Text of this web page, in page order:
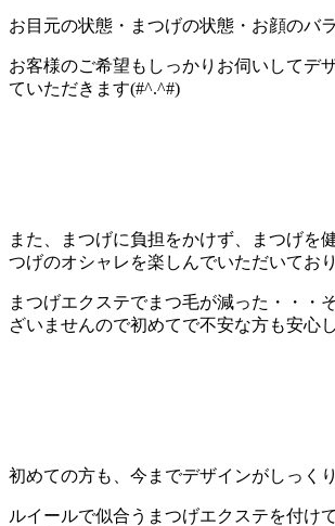
お目元の状態・まつげの状態・お顔のバ
お客様のご希望もしっかりお伺いしてデ
ていただきます(#^.^#)
また、まつげに負担をかけず、
まつげを
つげのオシャレを楽しんでいただいてお
まつげエクステでまつ毛が減った・・・
ざいませんので初めてで不安な方も安心
初めての方も、今までデザインがしっく
ルイールで似合うまつげエクステを付けて